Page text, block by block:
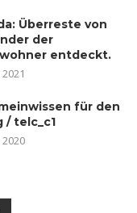
Überreste von
der
entdeckt.
für den
/ telc_c1
2020